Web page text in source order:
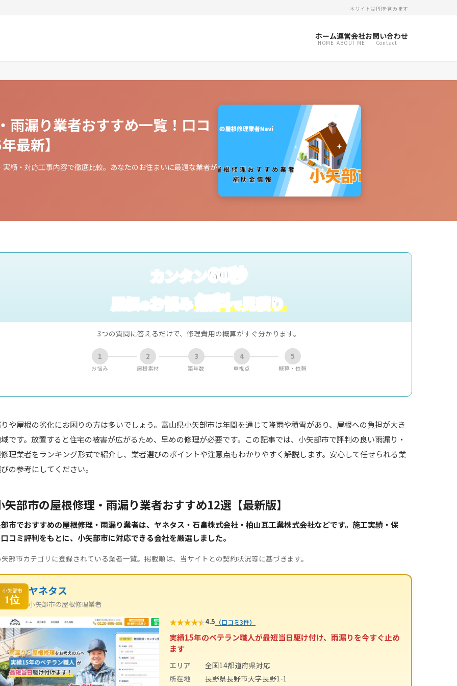
本サイトはPRを含みます
ホーム
HOME
運営会社
ABOUT ME
お問い合わせ
Contact
雨漏り業者おすすめ一覧！口コ
最新】
績・対応工事内容で徹底比較。あなたのお住まいに最適な業者が
カンタン60秒
屋根のお悩み無料で見積り
3つの質問に答えるだけで、修理費用の概算がすぐ分かります。
1
お悩み
2
屋根素材
3
築年数
4
重視点
5
概算・依頼
や屋根の劣化にお困りの方は多いでしょう。富山県小矢部市は年間を通じて降雨や積雪があり、屋根への負担が大き
です。放置すると住宅の被害が広がるため、早めの修理が必要です。この記事では、小矢部市で評判の良い雨漏り・
理業者をランキング形式で紹介し、業者選びのポイントや注意点もわかりやすく解説します。安心して任せられる業
の参考にしてください。
矢部市の屋根修理・雨漏り業者おすすめ12選【最新版】
市でおすすめの屋根修理・雨漏り業者は、ヤネタス・石畠株式会社・柏山瓦工業株式会社などです。施工実績・保
コミ評判をもとに、小矢部市に対応できる会社を厳選しました。
部市カテゴリに登録されている業者一覧。掲載順は、当サイトとの契約状況等に基づきます。
小矢部市
1位
ヤネタス
小矢部市の屋根修理業者
★★★★★4.5 （口コミ3件）
実績15年のベテラン職人が最短当日駆け付け、雨漏りを今すぐ止め
ます
エリア
全国14都道府県対応
所在地
長野県長野市大字長野1-1